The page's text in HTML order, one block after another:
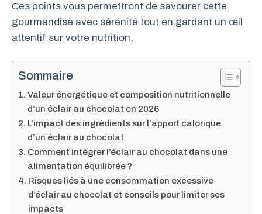
Ces points vous permettront de savourer cette
gourmandise avec sérénité tout en gardant un œil
attentif sur votre nutrition.
Sommaire
Valeur énergétique et composition nutritionnelle
d’un éclair au chocolat en 2026
L’impact des ingrédients sur l’apport calorique
d’un éclair au chocolat
Comment intégrer l’éclair au chocolat dans une
alimentation équilibrée ?
Risques liés à une consommation excessive
d’éclair au chocolat et conseils pour limiter ses
impacts